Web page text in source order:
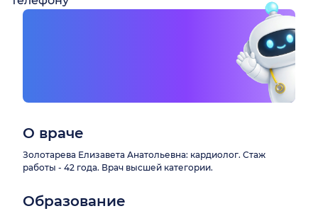
О враче
Золотарева Елизавета Анатольевна: кардиолог. Стаж
работы - 42 года. Врач высшей категории.
Образование